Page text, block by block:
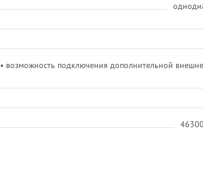
• возможность подключения дополнительной